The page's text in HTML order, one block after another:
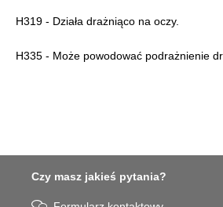
H319 - Działa drażniąco na oczy.
H335 - Może powodować podrażnienie
Czy masz jakieś pytania?